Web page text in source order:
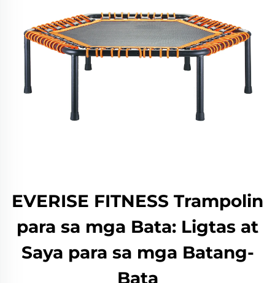
EVERISE FITNESS Trampolin
para sa mga Bata: Ligtas at
Saya para sa mga Batang-
Bata